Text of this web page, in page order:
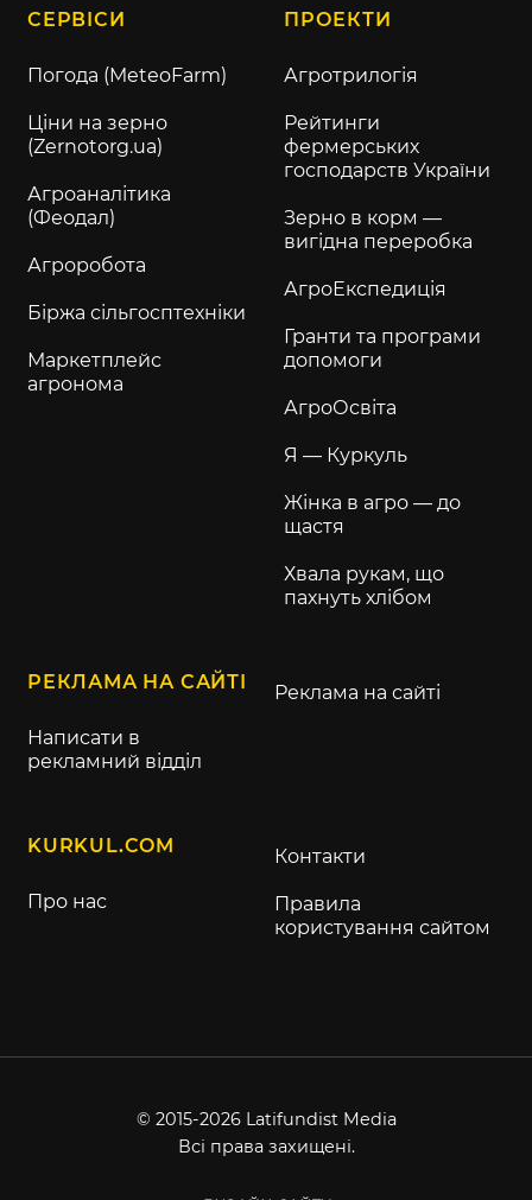
СЕРВІСИ
Погода (MeteoFarm)
Ціни на зерно
(Zernotorg.ua)
Агроаналітика
(Феодал)
Агроробота
Біржа сільгосптехніки
Маркетплейс
агронома
ПРОЕКТИ
Агротрилогія
Рейтинги
фермерських
господарств України
Зерно в корм —
вигідна переробка
АгроЕкспедиція
Гранти та програми
допомоги
АгроОсвіта
Я — Куркуль
Жінка в агро — до
щастя
Хвала рукам, що
пахнуть хлібом
РЕКЛАМА НА САЙТІ
Написати в
рекламний відділ
Реклама на сайті
KURKUL.COM
Про нас
Контакти
Правила
користування сайтом
© 2015-2026 Latifundist Media
Всі права захищені.